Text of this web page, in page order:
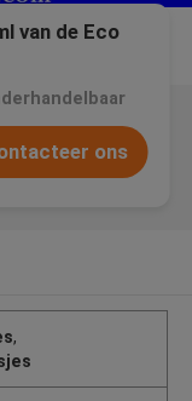
van de Eco
ons
,